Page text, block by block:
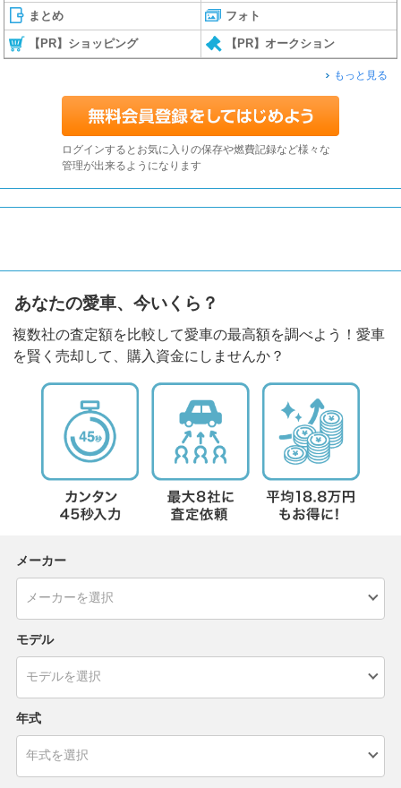
まとめ フォト
【PR】ショッピング 【PR】オークション
もっと見る
ログインするとお気に入りの保存や燃費記録など様々な
管理が出来るようになります
あなたの愛車、今いくら？
複数社の査定額を比較して愛車の最高額を調べよう！愛車
を賢く売却して、購入資金にしませんか？
メーカー
モデル
年式